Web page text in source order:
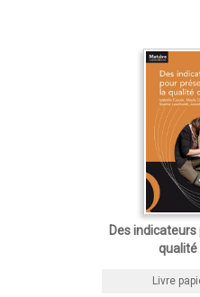
Des
qualité
Livre